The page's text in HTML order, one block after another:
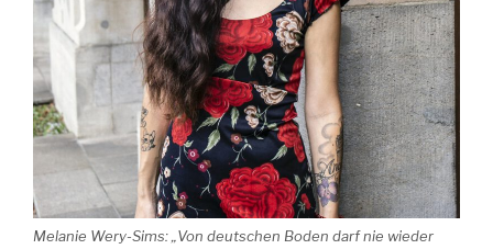
Melanie Wery-Sims: „Von deutschen Boden darf nie wieder